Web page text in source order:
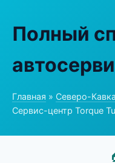
Полный
Главная » Северо-
Сервис-центр Torque